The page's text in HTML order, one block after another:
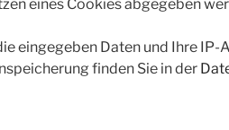
eines Cookies abgegeben
eingegeben Daten und Ihre
finden Sie in der